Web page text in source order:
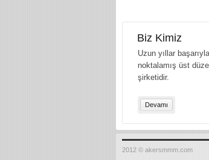
Biz Kimiz
Uzun yıllar
noktalamış üst
şirketidir.
Devamı
2012 © akersmmm.com